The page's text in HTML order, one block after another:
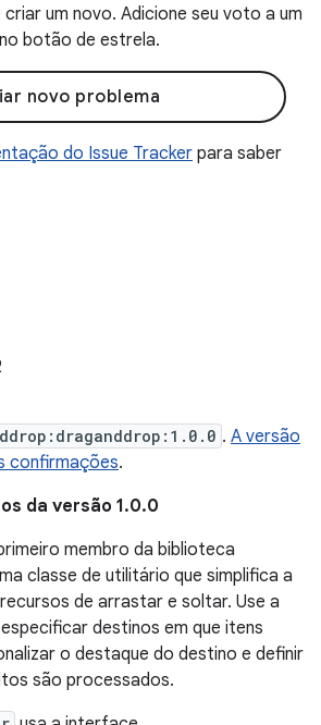
um novo. Adicione seu voto a um
botão de estrela.
novo problema
do Issue Tracker para saber
. A versão
confirmações.
da versão 1.0.0
membro da biblioteca
classe de utilitário que simplifica a
de arrastar e soltar. Use a
destinos em que itens
o destaque do destino e definir
são processados.